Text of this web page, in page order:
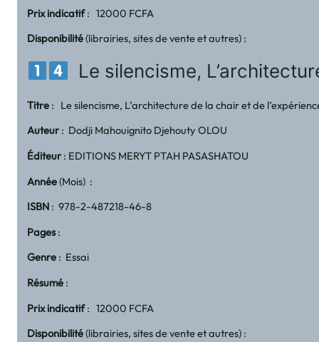
Prix indicatif: 12000 FCFA
Disponibilité(librairies, sites de vente et autres) :
Le silencisme,
Titre : Le silencisme, L’architecture de la chair et de
Auteur: Dodji Mahouignito Djehouty OLOU
Éditeur: EDITIONS MERYT PTAH PASASHATOU
Année(Mois) :
ISBN : 978-2-487218-46-8
Pages:
Genre : Essai
Résumé :
Prix indicatif: 12000 FCFA
Disponibilité(librairies, sites de vente et autres) :